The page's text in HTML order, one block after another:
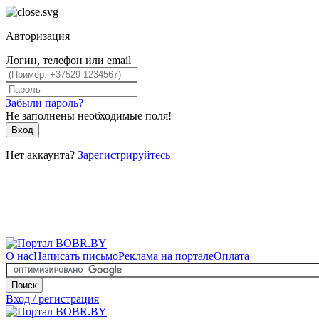
Авторизация
Логин, телефон или email
Забыли пароль?
Не заполнены необходимые поля!
Вход
Нет аккаунта? Зарегистрируйтесь
О насНаписать письмоРеклама на порталеОплата
Поиск
Вход / регистрация